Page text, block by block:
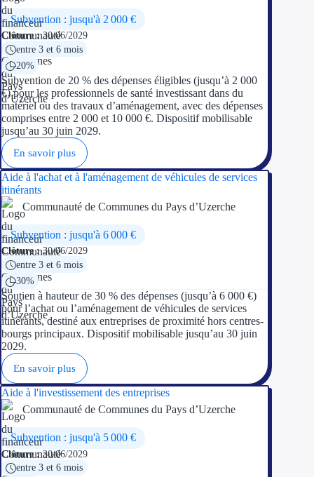
Subvention : jusqu'à 2 000 €
Clôture :30/06/2029
entre 3 et 6 mois
20%
Subvention de 20 % des dépenses éligibles (jusqu’à 2 000
€) pour les professionnels de santé investissant dans du
matériel ou des travaux d’aménagement, avec des dépenses
comprises entre 2 000 et 10 000 €. Dispositif mobilisable
jusqu’au 30 juin 2029.
En savoir plus
Aide à l'achat et à l'aménagement de véhicules de services
itinérants
Communauté de Communes du Pays d’Uzerche
Subvention : jusqu'à 6 000 €
Clôture :30/06/2029
entre 3 et 6 mois
30%
Soutien à hauteur de 30 % des dépenses (jusqu’à 6 000 €)
pour l’achat ou l’aménagement de véhicules de services
itinérants, destiné aux entreprises de proximité hors centres-
bourgs principaux. Dispositif mobilisable jusqu’au 30 juin
2029.
En savoir plus
Aide à l'investissement des entreprises
Communauté de Communes du Pays d’Uzerche
Subvention : jusqu'à 5 000 €
Clôture :30/06/2029
entre 3 et 6 mois